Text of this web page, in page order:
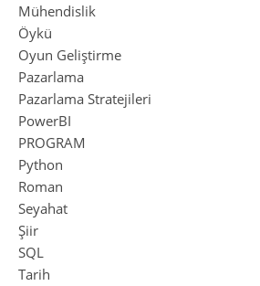
Mühendislik
Öykü
Oyun Geliştirme
Pazarlama
Pazarlama Stratejileri
PowerBI
PROGRAM
Python
Roman
Seyahat
Şiir
SQL
Tarih